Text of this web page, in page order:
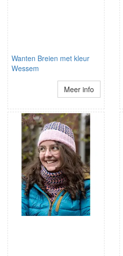
Wanten Breien met kleur
Wessem
Meer info